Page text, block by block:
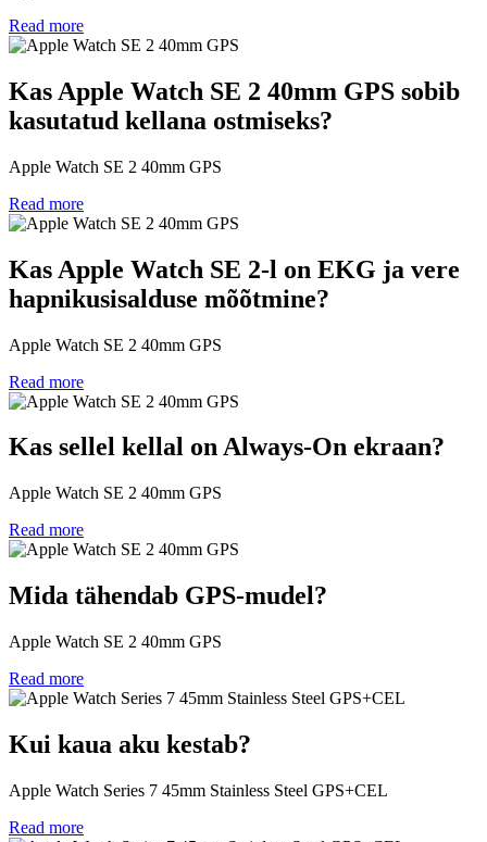
Read more
Kas Apple Watch SE 2 40mm GPS sobib
kasutatud kellana ostmiseks?
Apple Watch SE 2 40mm GPS
Read more
Kas Apple Watch SE 2-l on EKG ja vere
hapnikusisalduse mõõtmine?
Apple Watch SE 2 40mm GPS
Read more
Kas sellel kellal on Always-On ekraan?
Apple Watch SE 2 40mm GPS
Read more
Mida tähendab GPS-mudel?
Apple Watch SE 2 40mm GPS
Read more
Kui kaua aku kestab?
Apple Watch Series 7 45mm Stainless Steel GPS+CEL
Read more